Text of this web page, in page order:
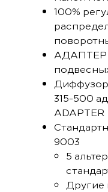
100%
АДАПТЕР
315-500
ADAPTER
9003
5
Другие